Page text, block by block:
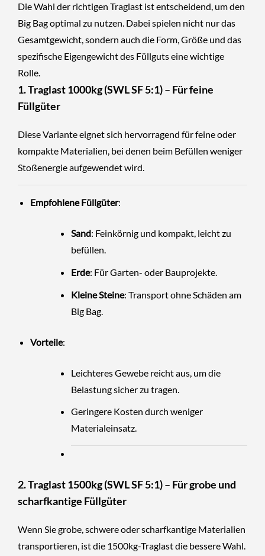
Die Wahl der richtigen Traglast ist entscheidend, um den
Big Bag optimal zu nutzen. Dabei spielen nicht nur das
Gesamtgewicht, sondern auch die Form, Größe und das
spezifische Eigengewicht des Füllguts eine wichtige
Rolle.
1. Traglast 1000kg (SWL SF 5:1) – Für feine
Füllgüter
Diese Variante eignet sich hervorragend für feine oder
kompakte Materialien, bei denen beim Befüllen weniger
Stoßenergie aufgewendet wird.
Empfohlene Füllgüter:
Sand: Feinkörnig und kompakt, leicht zu
befüllen.
Erde: Für Garten- oder Bauprojekte.
Kleine Steine: Transport ohne Schäden am
Big Bag.
Vorteile:
Leichteres Gewebe reicht aus, um die
Belastung sicher zu tragen.
Geringere Kosten durch weniger
Materialeinsatz.
2. Traglast 1500kg (SWL SF 5:1) – Für grobe und
scharfkantige Füllgüter
Wenn Sie grobe, schwere oder scharfkantige Materialien
transportieren, ist die 1500kg-Traglast die bessere Wahl.